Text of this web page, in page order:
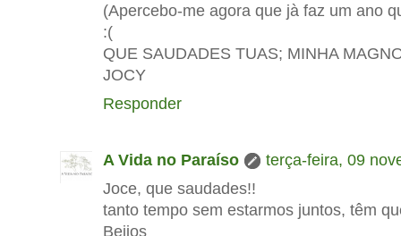
(Apercebo-me agora que jà faz um ano
:(
QUE SAUDADES TUAS; MINHA
JOCY
Responder
A Vida no Paraíso
terça-feira, 09
Joce, que saudades!!
tanto tempo sem estarmos juntos, têm
Beijos